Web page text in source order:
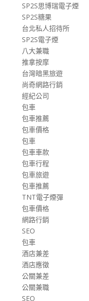
SP2S思博瑞電子煙
SP2S糖果
台北私人招待所
SP2S電子煙
八大兼職
推拿按摩
台灣暗黑旅遊
尚奇網路行銷
經紀公司
包車
包車推薦
包車價格
包車
包車車款
包車行程
包車旅遊
包車推薦
TNT電子煙彈
包車價格
網路行銷
SEO
包車
酒店兼差
酒店應徵
公關兼差
公關兼職
SEO